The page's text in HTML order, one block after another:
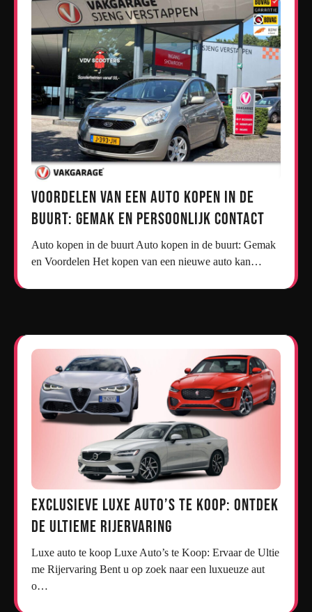
Voordelen van een Auto Kopen in de
Buurt: Gemak en Persoonlijk Contact
Auto kopen in de buurt Auto kopen in de buurt: Gemak
en Voordelen Het kopen van een nieuwe auto kan…
Exclusieve Luxe Auto’s te Koop: Ontdek
de Ultieme Rijervaring
Luxe auto te koop Luxe Auto’s te Koop: Ervaar de Ultie
me Rijervaring Bent u op zoek naar een luxueuze aut
o…